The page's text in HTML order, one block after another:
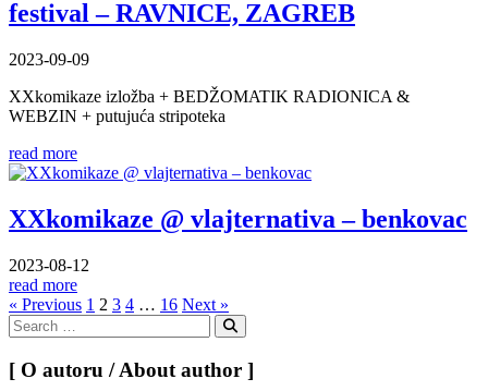
festival – RAVNICE, ZAGREB
2023-09-09
XXkomikaze izložba + BEDŽOMATIK RADIONICA &
WEBZIN + putujuća stripoteka
read more
XXkomikaze @ vlajternativa – benkovac
2023-08-12
read more
Posts
pagination
« Previous 1 2 3 4 … 16 Next »
Search
for:
Search
[ O autoru / About author ]